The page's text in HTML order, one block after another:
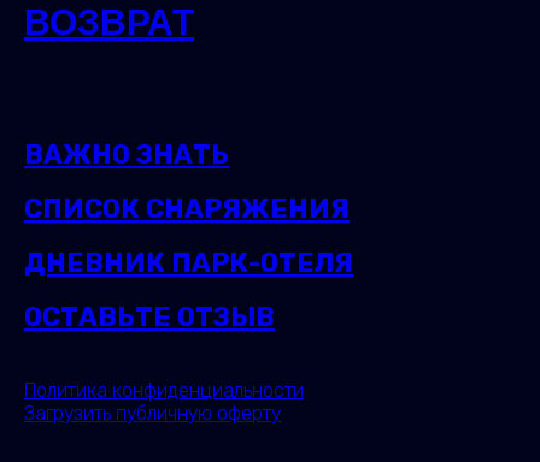
ВОЗВРАТ
ВАЖНО ЗНАТЬ
СПИСОК СНАРЯЖЕНИЯ
ДНЕВНИК ПАРК-ОТЕЛЯ
ОСТАВЬТЕ ОТЗЫВ
Политика конфиденциальности
Загрузить публичную оферту